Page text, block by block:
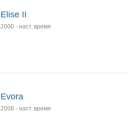
Elise II
2000 - наст. время
Evora
2008 - наст. время